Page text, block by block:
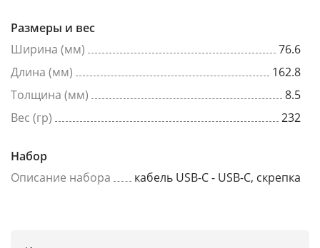
Размеры и вес
Ширина (мм)
76.6
Длина (мм)
162.8
Толщина (мм)
8.5
Вес (гр)
232
Набор
Описание набора
кабель USB-C - USB-C, скрепка